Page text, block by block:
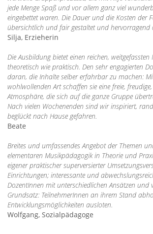
jede Menge Spaß und vor allem ganz viel
eingebettet waren. Die Dauer und die Kosten der
übersichtlich und fair gestaltet und hervorragend
Silja, Erzieherin
Die Ausbildung bietet einen reichen,
theoretisch wie praktisch. Den sehr engagierten
daran, die Inhalte selber erfahrbar zu machen:
wohlwollenden Art schaffen sie eine freie,
Atmosphäre, die sich auf die ganze Gruppe
Nach vielen Wochenenden sind wir inspiriert,
beglückt nach Hause gefahren.
Beate
Breites und umfassendes Angebot der Themen
elementaren Musikpädagogik in Theorie und
eigener praktischer superversierter
Einrichtungen; interessante und
DozentInnen mit unterschiedlichen Ansätzen und
Grundsatz: TeilnehmerInnen an ihrem Stand
Entwicklungsmöglichkeiten ausloten.
Wolfgang, Sozialpädagoge